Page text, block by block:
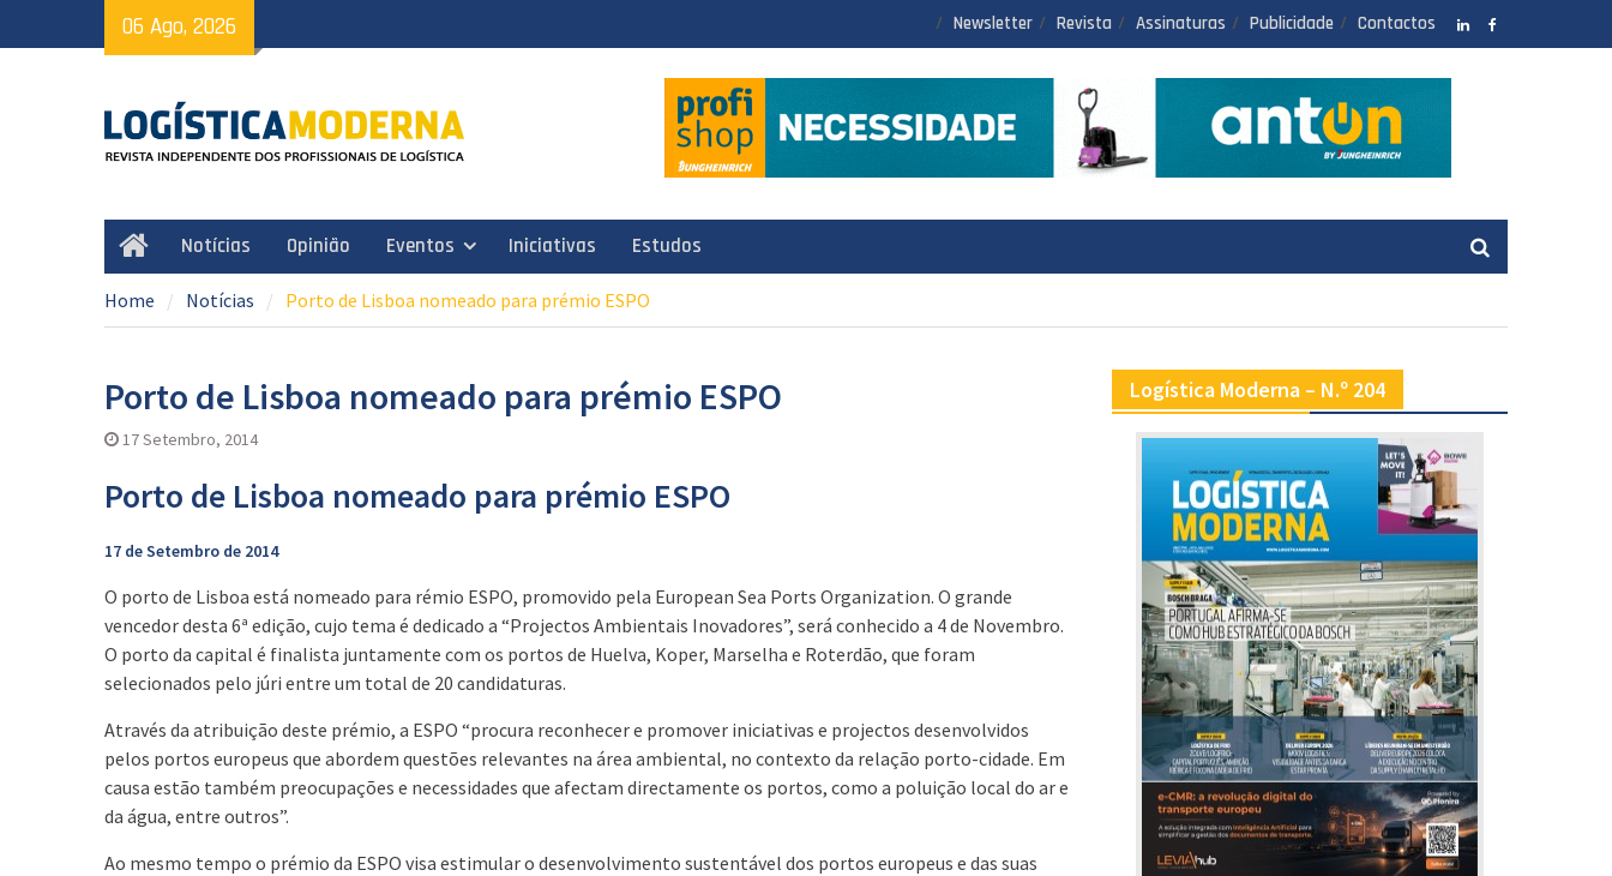
to
06 Ago, 2026 Newsletter Revista Assinaturas Publicidade Contactos
HomeNotícias Opinião Eventos Iniciativas Estudos
Home Notícias Porto de Lisboa nomeado para prémio ESPO
Porto de Lisboa nomeado para prémio ESPO
17 Setembro, 2014
Porto de Lisboa nomeado para prémio ESPO
17 de Setembro de 2014
O porto de Lisboa está nomeado para rémio ESPO, promovido pela European Sea Ports Organization. O grande
vencedor desta 6ª edição, cujo tema é dedicado a “Projectos Ambientais Inovadores”, será conhecido a 4 de Novembro.
O porto da capital é finalista juntamente com os portos de Huelva, Koper, Marselha e Roterdão, que foram
selecionados pelo júri entre um total de 20 candidaturas.
Através da atribuição deste prémio, a ESPO “procura reconhecer e promover iniciativas e projectos desenvolvidos
pelos portos europeus que abordem questões relevantes na área ambiental, no contexto da relação porto-cidade. Em
causa estão também preocupações e necessidades que afectam directamente os portos, como a poluição local do ar e
da água, entre outros”.
Ao mesmo tempo o prémio da ESPO visa estimular o desenvolvimento sustentável dos portos europeus e das suas
Logística Moderna – N.º 204